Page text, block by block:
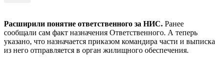
Расширили понятие ответственного за НИС. Ранее
сообщали сам факт назначения Ответственного. А теперь
указано, что назначается приказом командира части и выписка
из него отправляется в орган жилищного обеспечения.